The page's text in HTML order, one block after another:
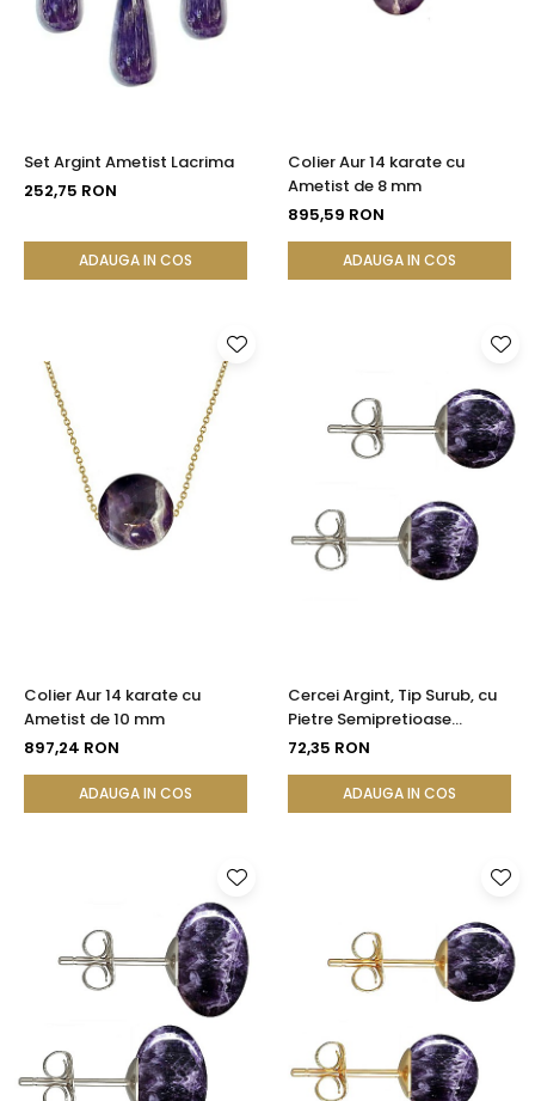
Seturi Perle cu Argint
Brățări cu Perle
Pandantive cu Perle
Set Argint Ametist Lacrima
252,75 RON
ADAUGA IN COS
Colier Aur 14 karate cu
Ametist de 8 mm
895,59 RON
ADAUGA IN COS
Colier Aur 14 karate cu
Ametist de 10 mm
897,24 RON
ADAUGA IN COS
Cercei Argint, Tip Surub, cu
Pietre Semipretioase
Naturale de Ametist de 8
72,35 RON
ADAUGA IN COS